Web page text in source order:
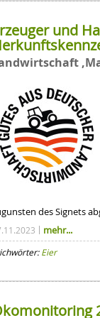
und
des Signets
mehr...
Eier